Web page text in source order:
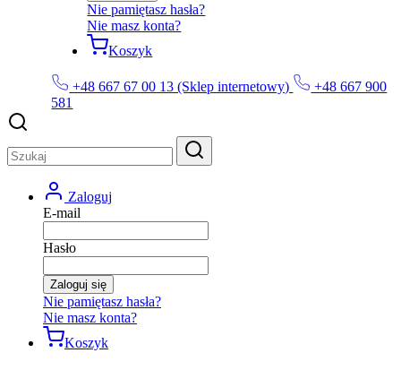
Nie pamiętasz hasła?
Nie masz konta?
Koszyk
+48 667 67 00 13 (Sklep internetowy)
+48 667 900
581
Zaloguj
E-mail
Hasło
Zaloguj się
Nie pamiętasz hasła?
Nie masz konta?
Koszyk